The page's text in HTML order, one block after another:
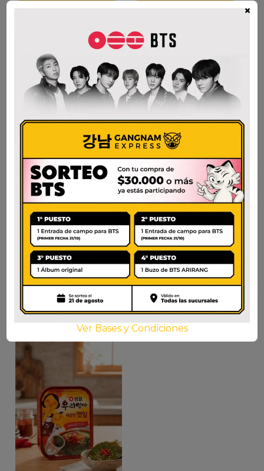
HETBAHN ARROZ
KONJAC NEGRO Y
AVENA PRECOCIDO –
150G
5.000
AÑADIR AL CARRITO
SAMYANG
CARBONARA POLLO
PICANTE
3.500
AÑADIR AL CARRITO
Ver Bases y Condiciones
×